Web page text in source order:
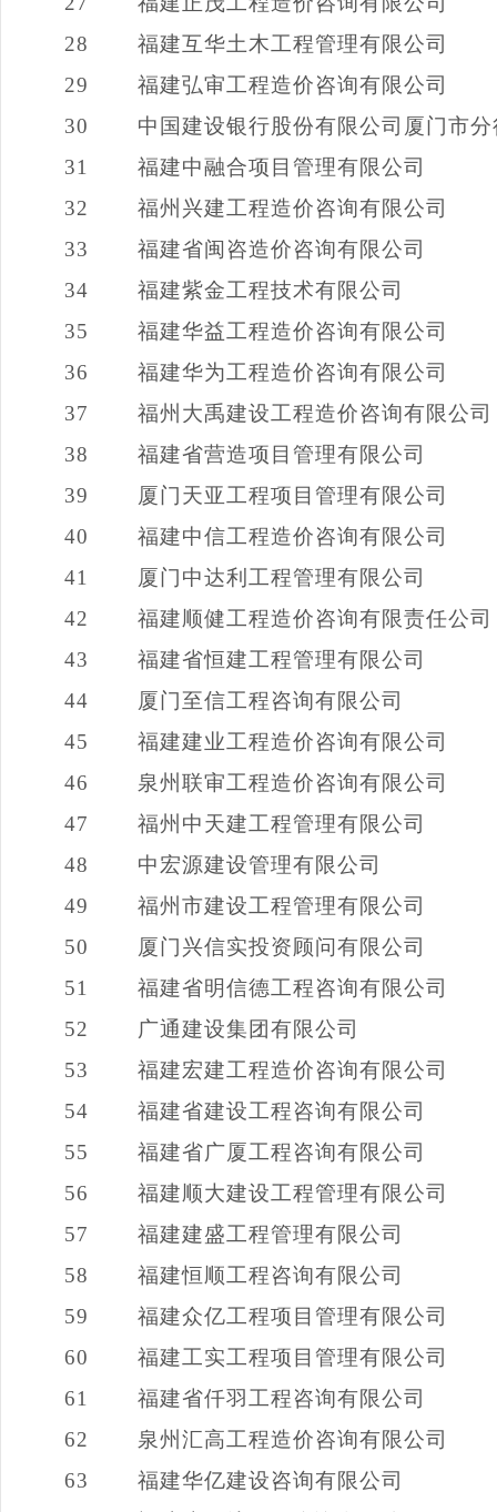
28
福建互华土木工程管理有限公司
29
福建弘审工程造价咨询有限公司
30
中国建设银行股份有限公司厦门市分
31
福建中融合项目管理有限公司
32
福州兴建工程造价咨询有限公司
33
福建省闽咨造价咨询有限公司
34
福建紫金工程技术有限公司
35
福建华益工程造价咨询有限公司
36
福建华为工程造价咨询有限公司
37
福州大禹建设工程造价咨询有限公司
38
福建省营造项目管理有限公司
39
厦门天亚工程项目管理有限公司
40
福建中信工程造价咨询有限公司
41
厦门中达利工程管理有限公司
42
福建顺健工程造价咨询有限责任公司
43
福建省恒建工程管理有限公司
44
厦门至信工程咨询有限公司
45
福建建业工程造价咨询有限公司
46
泉州联审工程造价咨询有限公司
47
福州中天建工程管理有限公司
48
中宏源建设管理有限公司
49
福州市建设工程管理有限公司
50
厦门兴信实投资顾问有限公司
51
福建省明信德工程咨询有限公司
52
广通建设集团有限公司
53
福建宏建工程造价咨询有限公司
54
福建省建设工程咨询有限公司
55
福建省广厦工程咨询有限公司
56
福建顺大建设工程管理有限公司
57
福建建盛工程管理有限公司
58
福建恒顺工程咨询有限公司
59
福建众亿工程项目管理有限公司
60
福建工实工程项目管理有限公司
61
福建省仟羽工程咨询有限公司
62
泉州汇高工程造价咨询有限公司
63
福建华亿建设咨询有限公司